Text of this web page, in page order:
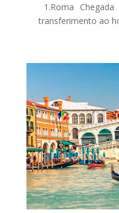
1.Roma
transferimento ao